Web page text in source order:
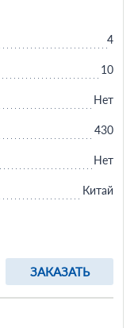
ЗАКАЗАТЬ
4
10
Нет
430
Нет
Китай